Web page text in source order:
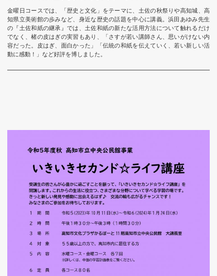
金曜日コースでは、「歴史と文化」をテーマに、土佐の秋祭りや高知城、高
知県立美術館の歩みなど、身近な歴史の話題を中心に講義。浜田あゆみ先生
の『土佐和紙の継承』では、土佐和紙の新たな活用方法について触れるだけ
でなく、楮の皮はぎの実習もあり、「さすが若い講師さん、思いがけない内
容だった。皮はぎ、面白かった」「伝統の和紙を伝えていく、若い新しい活
動に感動！」など好評を博しました。